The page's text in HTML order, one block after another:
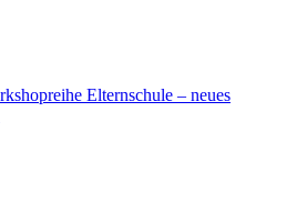
Elternschule – neues